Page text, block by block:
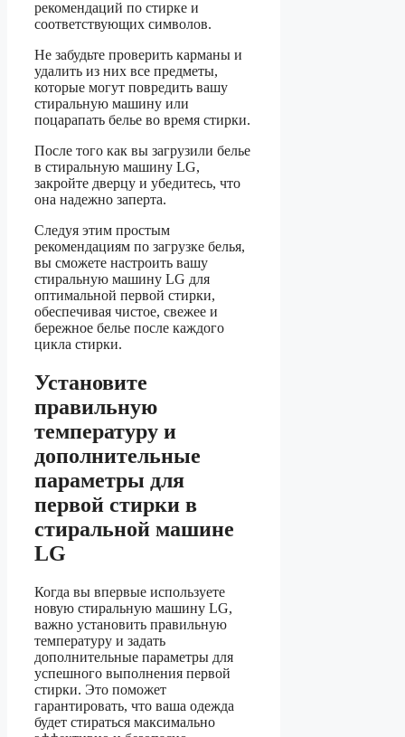
рекомендаций по стирке и
соответствующих символов.
Не забудьте проверить карманы и
удалить из них все предметы,
которые могут повредить вашу
стиральную машину или
поцарапать белье во время стирки.
После того как вы загрузили белье
в стиральную машину LG,
закройте дверцу и убедитесь, что
она надежно заперта.
Следуя этим простым
рекомендациям по загрузке белья,
вы сможете настроить вашу
стиральную машину LG для
оптимальной первой стирки,
обеспечивая чистое, свежее и
бережное белье после каждого
цикла стирки.
Установите
правильную
температуру и
дополнительные
параметры для
первой стирки в
стиральной машине
LG
Когда вы впервые используете
новую стиральную машину LG,
важно установить правильную
температуру и задать
дополнительные параметры для
успешного выполнения первой
стирки. Это поможет
гарантировать, что ваша одежда
будет стираться максимально